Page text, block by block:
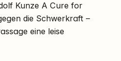
Kunze A Cure for
die Schwerkraft –
eine leise